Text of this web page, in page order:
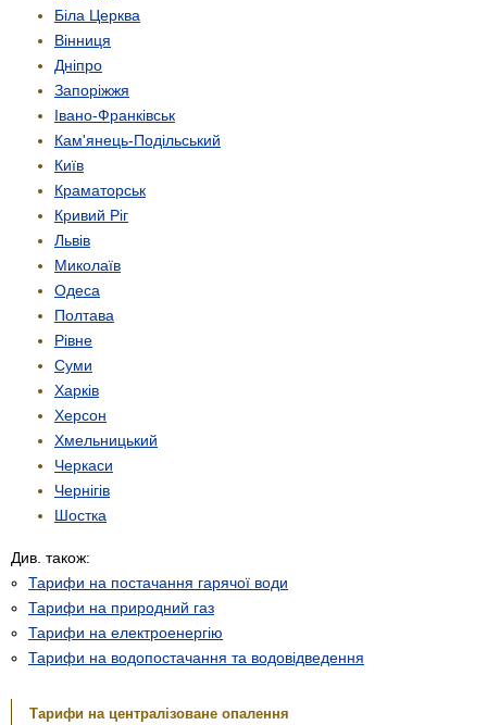
Біла Церква
Вінниця
Дніпро
Запоріжжя
Івано-Франківськ
Кам'янець-Подільський
Київ
Краматорськ
Кривий Ріг
Львів
Миколаїв
Одеса
Полтава
Рівне
Суми
Харків
Херсон
Хмельницький
Черкаси
Чернігів
Шостка
Див. також:
Тарифи на постачання гарячої води
Тарифи на природний газ
Тарифи на електроенергію
Тарифи на водопостачання та водовідведення
Тарифи на централізоване опалення